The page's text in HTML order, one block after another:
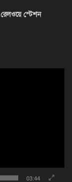
রেলওয়ে স্টেশন
03:44